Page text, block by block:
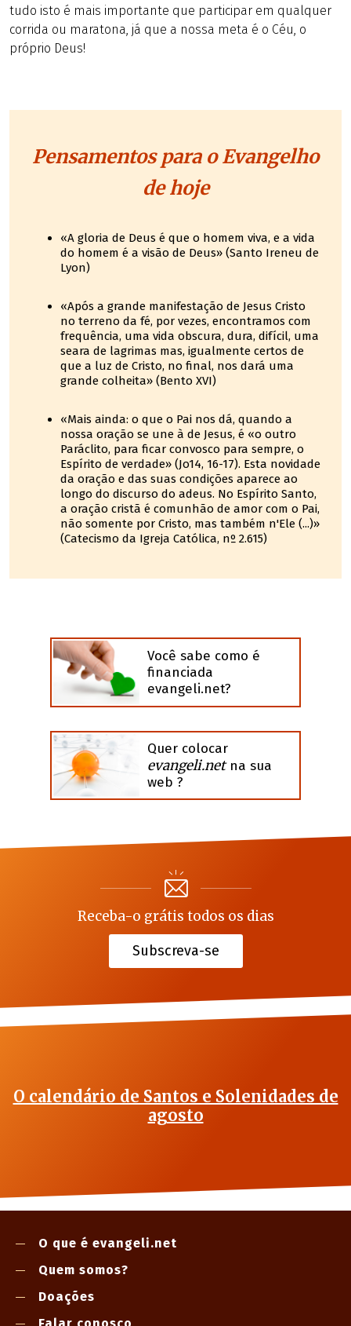
tudo isto é mais importante que participar em qualquer
corrida ou maratona, já que a nossa meta é o Céu, o
próprio Deus!
Pensamentos para o Evangelho
de hoje
«A gloria de Deus é que o homem viva, e a vida
do homem é a visão de Deus» (Santo Ireneu de
Lyon)
«Após a grande manifestação de Jesus Cristo
no terreno da fé, por vezes, encontramos com
frequência, uma vida obscura, dura, difícil, uma
seara de lagrimas mas, igualmente certos de
que a luz de Cristo, no final, nos dará uma
grande colheita» (Bento XVI)
«Mais ainda: o que o Pai nos dá, quando a
nossa oração se une à de Jesus, é «o outro
Paráclito, para ficar convosco para sempre, o
Espírito de verdade» (Jo14, 16-17). Esta novidade
da oração e das suas condições aparece ao
longo do discurso do adeus. No Espírito Santo,
a oração cristã é comunhão de amor com o Pai,
não somente por Cristo, mas também n'Ele (...)»
(Catecismo da Igreja Católica, nº 2.615)
Você sabe como é
financiada
evangeli.net?
Quer colocar
evangeli.netna sua
web ?
Receba-o grátis todos os dias
Subscreva-se
O calendário de Santos e Solenidades de
agosto
O que é evangeli.net
Quem somos?
Doações